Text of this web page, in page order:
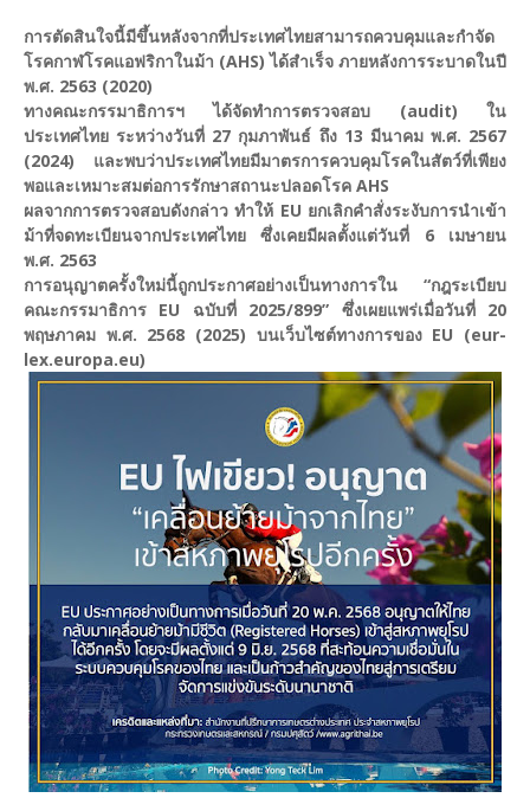
การตัดสินใจนี้มีขึ้นหลังจากที่ประเทศไทยสามารถควบคุมและกำจัด
โรคกาฬโรคแอฟริกาในม้า (AHS) ได้สำเร็จ ภายหลังการระบาดในปี
พ.ศ. 2563 (2020)
ทางคณะกรรมาธิการฯ ได้จัดทำการตรวจสอบ (audit) ใน
ประเทศไทย ระหว่างวันที่ 27 กุมภาพันธ์ ถึง 13 มีนาคม พ.ศ. 2567
(2024) และพบว่าประเทศไทยมีมาตรการควบคุมโรคในสัตว์ที่เพียง
พอและเหมาะสมต่อการรักษาสถานะปลอดโรค AHS
ผลจากการตรวจสอบดังกล่าว ทำให้ EU ยกเลิกคำสั่งระงับการนำเข้า
ม้าที่จดทะเบียนจากประเทศไทย ซึ่งเคยมีผลตั้งแต่วันที่ 6 เมษายน
พ.ศ. 2563
การอนุญาตครั้งใหม่นี้ถูกประกาศอย่างเป็นทางการใน “กฎระเบียบ
คณะกรรมาธิการ EU ฉบับที่ 2025/899” ซึ่งเผยแพร่เมื่อวันที่ 20
พฤษภาคม พ.ศ. 2568 (2025) บนเว็บไซต์ทางการของ EU (eur-
lex.europa.eu)